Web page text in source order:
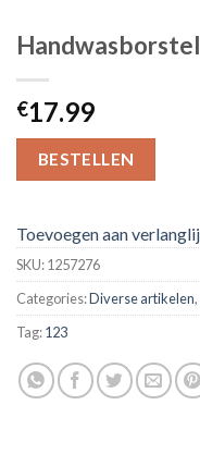
€17.99
BESTELLEN
Toevoegen aan
SKU:1257276
Categories:Diverse artikelen,
Tag:123